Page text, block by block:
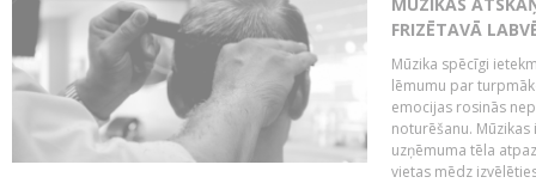
FRIZĒTAVĀ
Mūzika spēcīgi
lēmumu par
emocijas rosinās
noturēšanu.
uzņēmuma tēla
vietas mēdz